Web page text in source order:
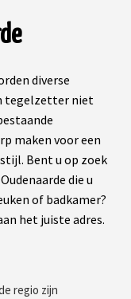
diverse
tegelzetter niet
maken voor een
Bent u op zoek
die u
of badkamer?
het juiste adres.
regio zijn